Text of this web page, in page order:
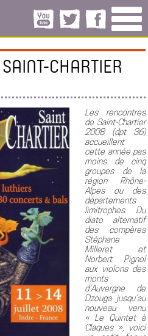
CHARTIER
Les rencontres
de Saint-Chartier
2008 (dpt 36)
accueillent
cette année pas
moins de cinq
groupes de la
région Rhône-
Alpes ou des
départements
limitrophes. Du
diato alternatif
des compères
Stéphane
Milleret et
Norbert Pignol
aux violons des
monts
d’Auvergne de
Dzouga jusqu’au
nouveau venu
« Le Quintet à
Claques », voici